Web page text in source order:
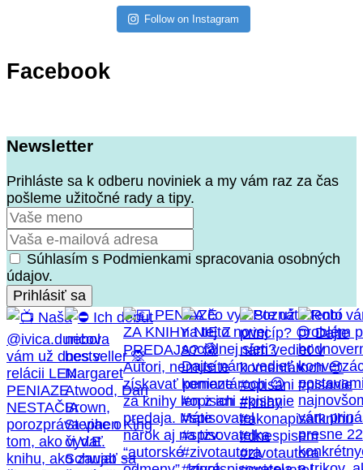
Follow on Instagram
Facebook
Newsletter
Prihláste sa k odberu noviniek a my vám raz za čas
pošleme užitočné rady a tipy.
Súhlasím s Podmienkami spracovania osobných
údajov.